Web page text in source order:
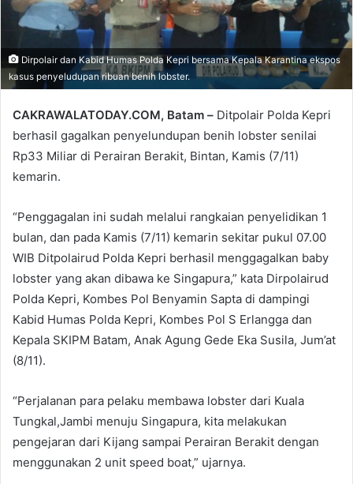
Dirpolair dan Kabid Humas Polda Kepri bersama Kepala Karantina ekspos
kasus penyeludupan ribuan benih lobster.
CAKRAWALATODAY.COM, Batam – Ditpolair Polda Kepri
berhasil gagalkan penyelundupan benih lobster senilai
Rp33 Miliar di Perairan Berakit, Bintan, Kamis (7/11)
kemarin.
“Penggagalan ini sudah melalui rangkaian penyelidikan 1
bulan, dan pada Kamis (7/11) kemarin sekitar pukul 07.00
WIB Ditpolairud Polda Kepri berhasil menggagalkan baby
lobster yang akan dibawa ke Singapura,” kata Dirpolairud
Polda Kepri, Kombes Pol Benyamin Sapta di dampingi
Kabid Humas Polda Kepri, Kombes Pol S Erlangga dan
Kepala SKIPM Batam, Anak Agung Gede Eka Susila, Jum’at
(8/11).
“Perjalanan para pelaku membawa lobster dari Kuala
Tungkal,Jambi menuju Singapura, kita melakukan
pengejaran dari Kijang sampai Perairan Berakit dengan
menggunakan 2 unit speed boat,” ujarnya.